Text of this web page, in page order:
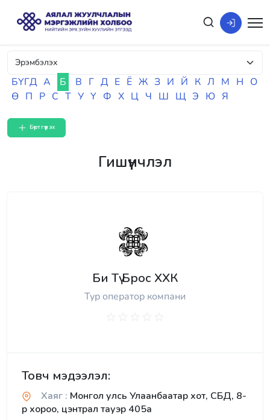
БҮГД А Б В Г Д Е Ё Ж З И Й К Л М Н О
Ө П Р С Т У Ү Ф Х Ц Ч Ш Щ Э Ю Я
Бүртгүүлэх
Гишүүнчлэл
Би Тү Брос ХХК
Тур оператор компани
Товч мэдээлэл:
Хаяг : Монгол улсь Улаанбаатар хот, СБД, 8-
р хороо, цэнтрал тауэр 405а